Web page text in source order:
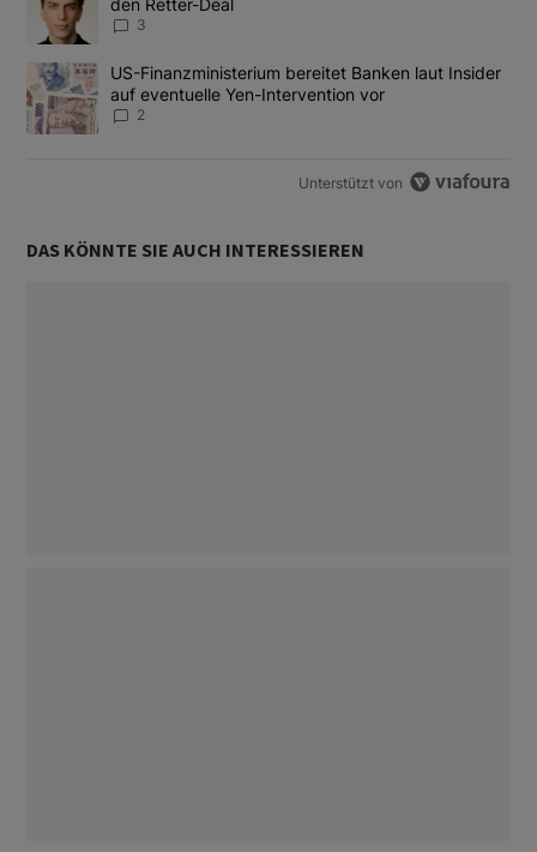
den Retter-Deal
3
Ein Trendartikel mit dem Titel "US-Finanzministerium bereitet
US-Finanzministerium bereitet Banken laut Insider
auf eventuelle Yen-Intervention vor
2
Unterstützt von
DAS KÖNNTE SIE AUCH INTERESSIEREN